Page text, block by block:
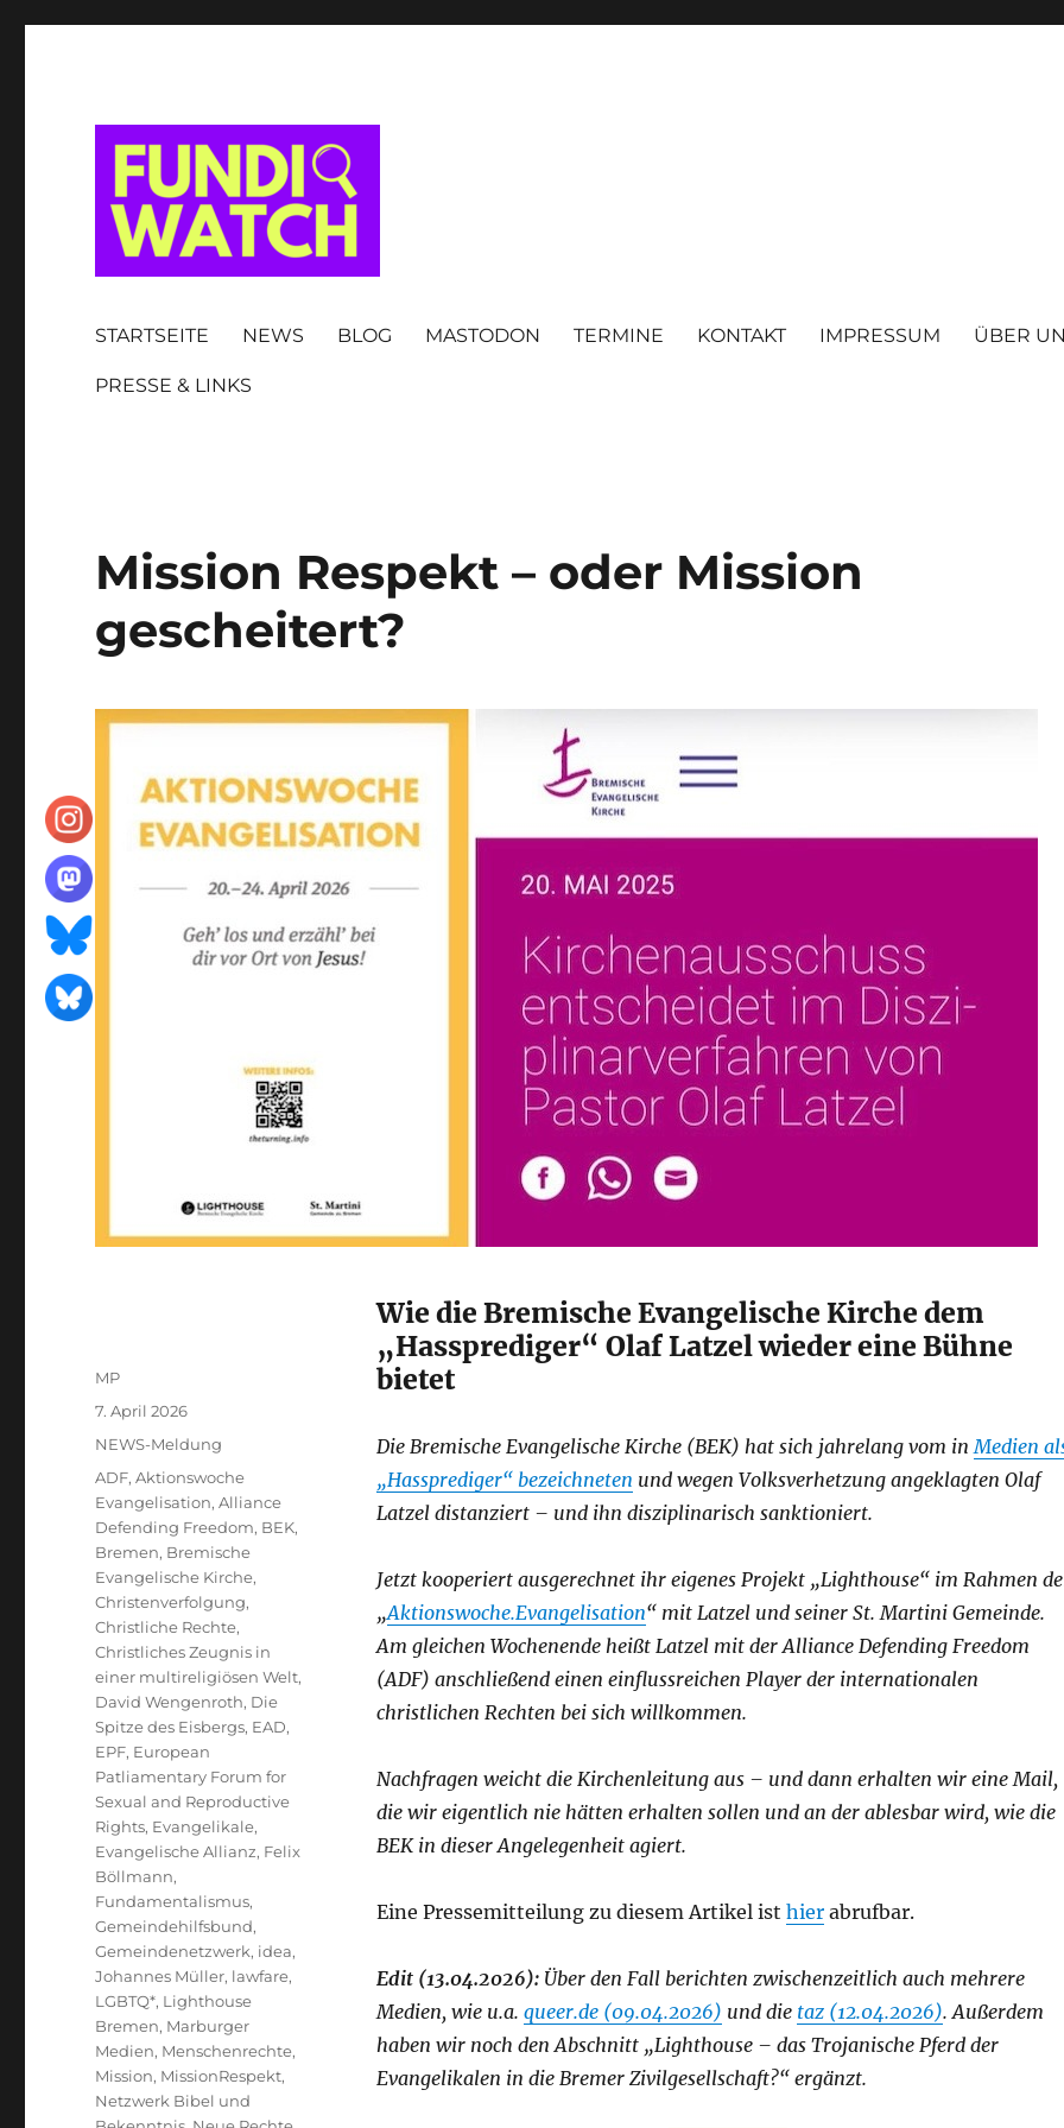
STARTSEITE NEWS BLOG MASTODON TERMINE KONTAKT IMPRESSUM ÜBER
PRESSE & LINKS
Mission Respekt – oder Mission
gescheitert?
Wie die Bremische Evangelische Kirche dem
„Hassprediger“ Olaf Latzel wieder eine Bühne
bietet
Die Bremische Evangelische Kirche (BEK) hat sich jahrelang vom inMedien
„Hassprediger“ bezeichneten und wegen Volksverhetzung angeklagten Olaf
Latzel distanziert – und ihn disziplinarisch sanktioniert.
Jetzt kooperiert ausgerechnet ihr eigenes Projekt „Lighthouse“ im Rahmen
„Aktionswoche.Evangelisation“ mit Latzel und seiner St. Martini Gemeinde.
Am gleichen Wochenende heißt Latzel mit der Alliance Defending Freedom
(ADF) anschließend einen einflussreichen Player der internationalen
christlichen Rechten bei sich willkommen.
Nachfragen weicht die Kirchenleitung aus – und dann erhalten wir eine Mail,
die wir eigentlich nie hätten erhalten sollen und an der ablesbar wird, wie die
BEK in dieser Angelegenheit agiert.
Eine Pressemitteilung zu diesem Artikel ist hierabrufbar.
Edit (13.04.2026):Über den Fall berichten zwischenzeitlich auch mehrere
Medien, wie u.a. queer.de (09.04.2026) und die taz (12.04.2026). Außerdem
haben wir noch den Abschnitt „Lighthouse – das Trojanische Pferd der
Evangelikalen in die Bremer Zivilgesellschaft?“ ergänzt.
Autor
MP
Veröffentlicht
7. April 2026
Kategorien
NEWS-Meldung
Schlagwörter
ADF,Aktionswoche
Evangelisation,Alliance
Defending Freedom, BEK,
Bremen, Bremische
Evangelische Kirche,
Christenverfolgung,
Christliche Rechte,
Christliches Zeugnis in
einer multireligiösen Welt,
David Wengenroth, Die
Spitze des Eisbergs, EAD,
EPF, European
Patliamentary Forum for
Sexual and Reproductive
Rights, Evangelikale,
Evangelische Allianz, Felix
Böllmann,
Fundamentalismus,
Gemeindehilfsbund,
Gemeindenetzwerk, idea,
Johannes Müller, lawfare,
LGBTQ*, Lighthouse
Bremen, Marburger
Medien, Menschenrechte,
Mission, MissionRespekt,
Netzwerk Bibel und